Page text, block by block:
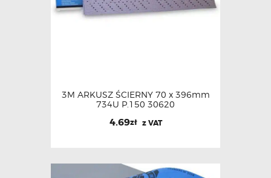
3M ARKUSZ ŚCIERNY 70 x 396mm
734U P.150 30620
4.69zł z VAT